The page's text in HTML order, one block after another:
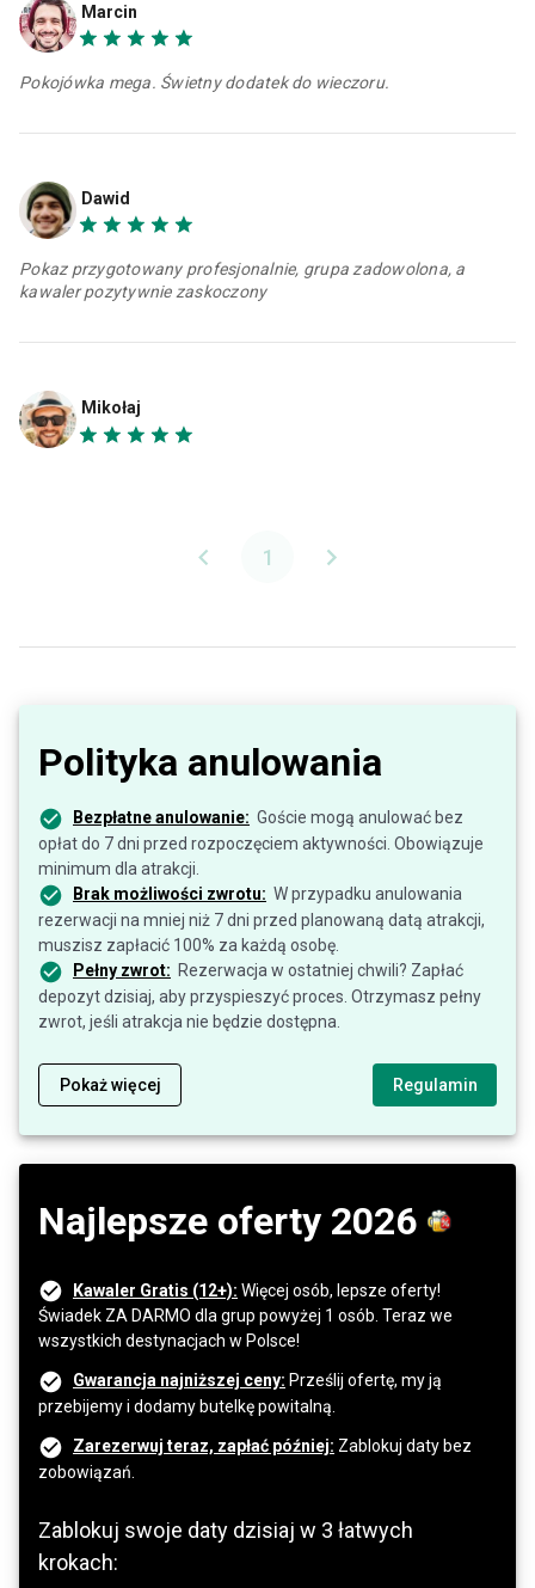
Marcin
Pokojówka mega. Świetny dodatek do wieczoru.
Dawid
Pokaz przygotowany profesjonalnie, grupa zadowolona, a
kawaler pozytywnie zaskoczony
Mikołaj
1
Polityka anulowania
Bezpłatne anulowanie: Goście mogą anulować bez
opłat do 7 dni przed rozpoczęciem aktywności. Obowiązuje
minimum dla atrakcji.
Brak możliwości zwrotu: W przypadku anulowania
rezerwacji na mniej niż 7 dni przed planowaną datą atrakcji,
muszisz zapłacić 100% za każdą osobę.
Pełny zwrot: Rezerwacja w ostatniej chwili? Zapłać
depozyt dzisiaj, aby przyspieszyć proces. Otrzymasz pełny
zwrot, jeśli atrakcja nie będzie dostępna.
Pokaż więcej Regulamin
Najlepsze oferty 2026
Kawaler Gratis (12+): Więcej osób, lepsze oferty!
Świadek ZA DARMO dla grup powyżej 1 osób. Teraz we
wszystkich destynacjach w Polsce!
Gwarancja najniższej ceny: Prześlij ofertę, my ją
przebijemy i dodamy butelkę powitalną.
Zarezerwuj teraz, zapłać później: Zablokuj daty bez
zobowiązań.
Zablokuj swoje daty dzisiaj w 3 łatwych
krokach: